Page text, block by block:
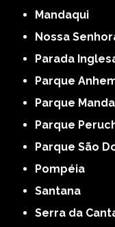
Mandaqui
Nossa
Parada
Parque
Parque
Parque
Parque São
Pompéia
Santana
Serra da